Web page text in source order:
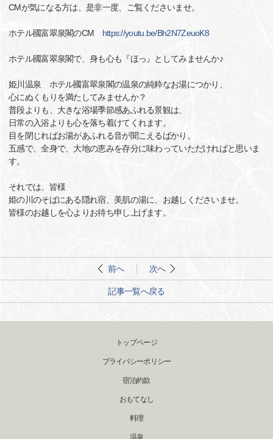
CMが気になる方は、是非一度、ご覧くださいませ。
ホテル國富翠泉閣のCM https://youtu.be/Bh2N7ZeuoK8
ホテル國富翠泉閣で、身も心も『ほっ』としてみませんか♪
姫川温泉 ホテル國富翠泉閣の温泉の純粋なお湯につかり、
心にぬくもりを満たしてみませんか？
普段よりも、大きな浴場季節感あふれる景観は、
日常の入浴よりも心を落ち着けてくれます。
目を閉じればお湯があふれる音が聞こえるばかり。
五感で、全身で、大地の恵みを存分に味わっていただければと思いま
す。
それでは、皆様
姫の川のそばにある隠れ宿、美肌の湯に、お越しくださいませ。
皆様のお越しを心よりお待ち申し上げます。
前へ 次へ
記事一覧へ戻る
トップページ
プライバシーポリシー
宿泊約款
おもてなし
料理
温泉